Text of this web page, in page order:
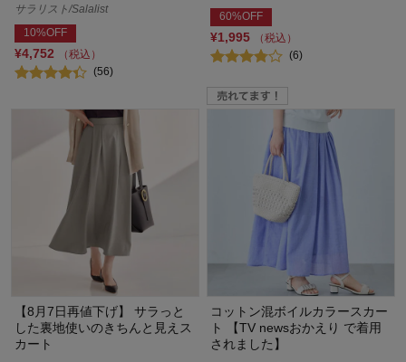
サラリスト/Salalist
10%OFF
¥4,752
（税込）
(56)
60%OFF
¥1,995
（税込）
(6)
【8月7日再値下げ】 サラっと
した裏地使いのきちんと見えス
カート
コットン混ボイルカラースカー
ト 【TV newsおかえり で着用
されました】